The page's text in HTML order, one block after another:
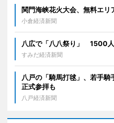
関門海峡花火大会、無料エリ
小倉経済新聞
八広で「八八祭り」 1500
すみだ経済新聞
八戸の「騎馬打毬」、若手
正式参拝も
八戸経済新聞